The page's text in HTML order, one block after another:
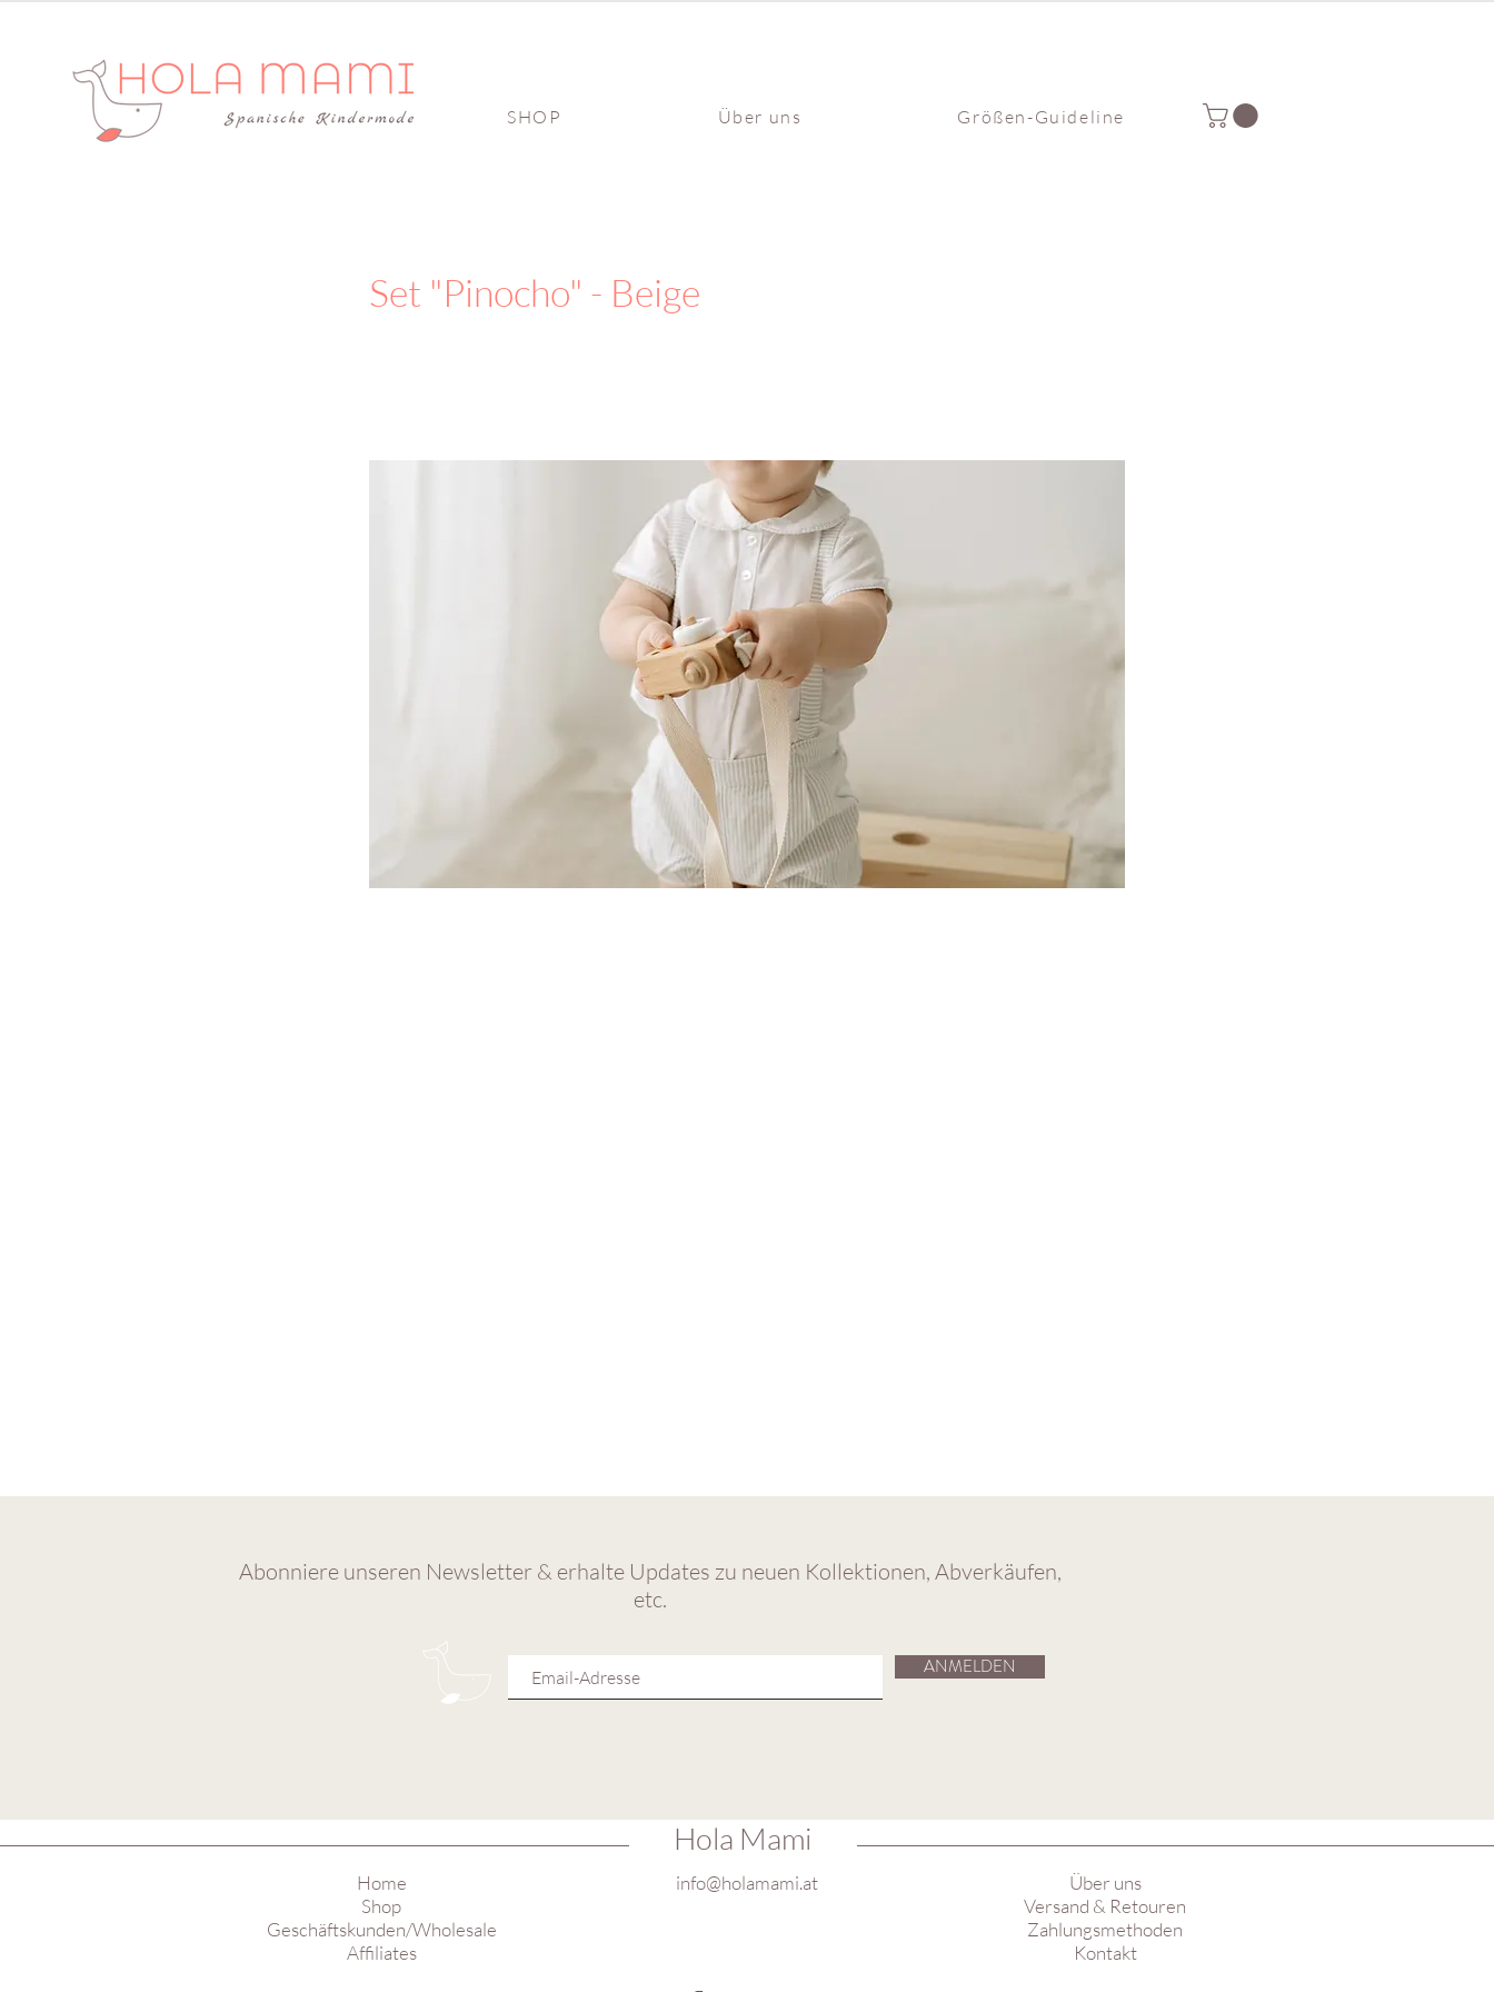
SHOP Über uns Größen-Guideline
Set "Pinocho" - Beige
Abonniere unseren Newsletter & erhalte Updates zu neuen Kollektionen, Abverkäufen,
etc.
ANMELDEN
Hola Mami
Home
Shop
Geschäftskunden/Wholesale
Affiliates
info@holamami.at
Über uns
Versand & Retouren
Zahlungsmethoden
Kontakt